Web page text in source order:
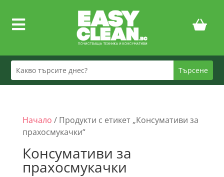

Начало / Продукти с етикет „Консумативи за
прахосмукачки“
Консумативи за
прахосмукачки